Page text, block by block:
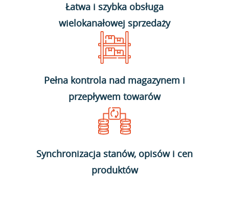
Łatwa i szybka obsługa
wielokanałowej sprzedaży
Pełna kontrola nad magazynem i
przepływem towarów
Synchronizacja stanów, opisów i cen
produktów